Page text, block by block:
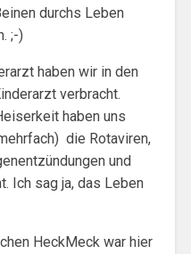
durchs Leben
;-)
haben wir in den
verbracht.
haben uns
die Rotaviren,
und
Ich sag ja, das Leben
HeckMeck war hier